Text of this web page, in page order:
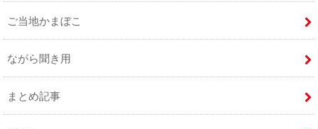
ご当地かまぼこ
ながら聞き用
まとめ記事